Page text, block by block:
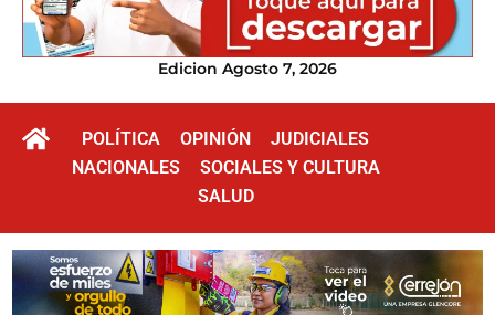
Edicion Agosto 7, 2026
POLÍTICA OPINIÓN
JUDICIALES
NACIONALES
SOCIALES Y CULTURA
SALUD